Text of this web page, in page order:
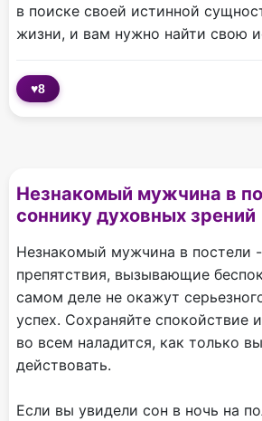
в поиске своей истинной
жизни, и вам нужно найти свою
♥8
Незнакомый мужчина в
соннику духовных зрений
Незнакомый мужчина в постели
препятствия, вызывающие
самом деле не окажут
успех. Сохраняйте спокойствие
во всем наладится, как только
действовать.
Если вы увидели сон в ночь на